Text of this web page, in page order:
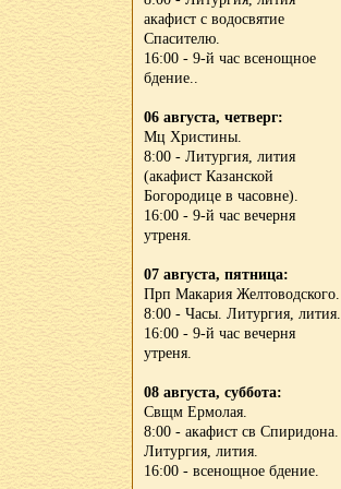
акафист с водосвятие
Спасителю.
16:00 - 9-й час всенощное
бдение..
06 августа, четверг:
Мц Христины.
8:00 - Литургия, лития
(акафист Казанской
Богородице в часовне).
16:00 - 9-й час вечерня
утреня.
07 августа, пятница:
Прп Макария Желтоводского.
8:00 - Часы. Литургия, лития.
16:00 - 9-й час вечерня
утреня.
08 августа, суббота:
Свщм Ермолая.
8:00 - акафист св Спиридона.
Литургия, лития.
16:00 - всенощное бдение.